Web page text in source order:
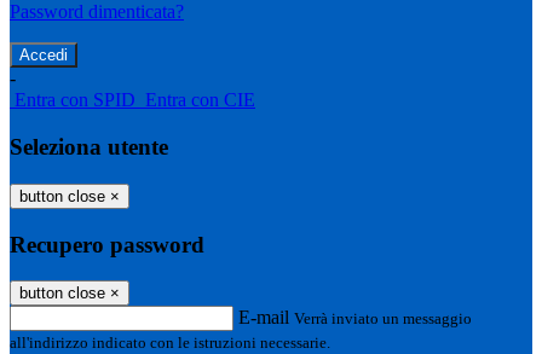
Password dimenticata?
-
Entra con SPID Entra con CIE
Seleziona utente
button close ×
Recupero password
button close ×
E-mail Verrà inviato un messaggio
all'indirizzo indicato con le istruzioni necessarie.